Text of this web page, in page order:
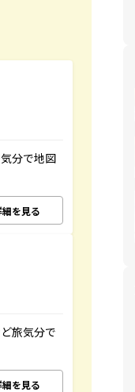
分で地図
細を見る
旅気分で
細を見る